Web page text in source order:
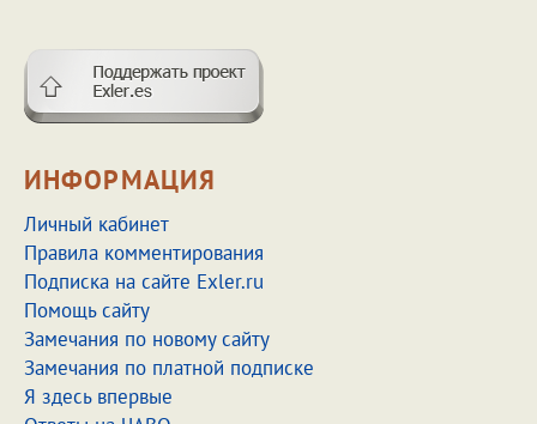
ИНФОРМАЦИЯ
Личный кабинет
Правила комментирования
Подписка на сайте Exler.ru
Помощь сайту
Замечания по новому сайту
Замечания по платной подписке
Я здесь впервые